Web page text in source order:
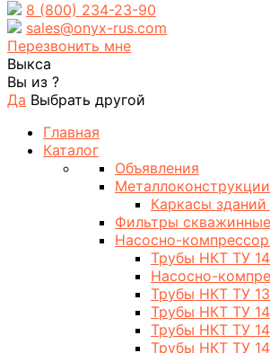
8 (800) 234-23-90
sales@onyx-rus.com
Перезвонить мне
Выкса
Вы из ?
Да Выбрать другой
Главная
Каталог
Объявления
Металлоконструкции
Каркасы
Фильтры скважинные
Насосно-
Трубы НКТ ТУ
Насосно-
Трубы НКТ ТУ
Трубы НКТ ТУ
Трубы НКТ ТУ
Трубы НКТ ТУ